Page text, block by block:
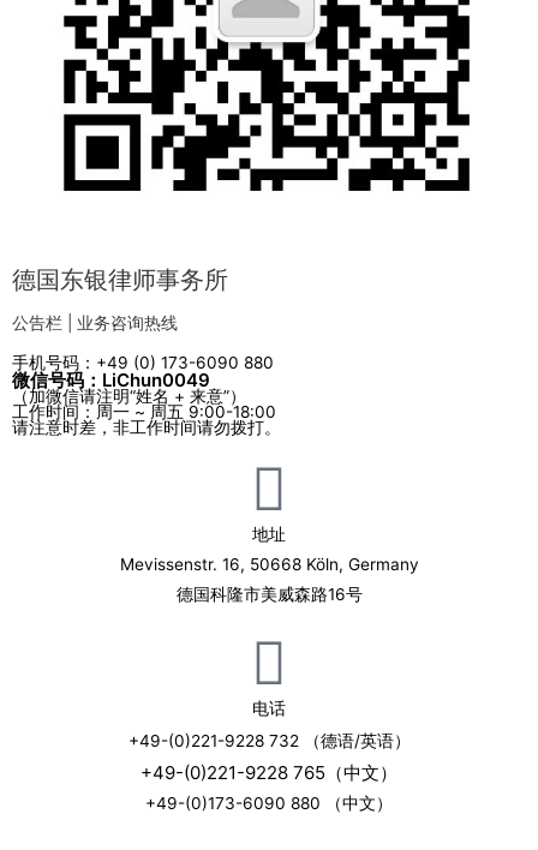
德国东银律师事务所
公告栏 | 业务咨询热线
手机号码：+49 (0) 173-6090 880
微信号码：LiChun0049
（加微信请注明“姓名 + 来意”）
工作时间：周一 ~ 周五 9:00-18:00
请注意时差，非工作时间请勿拨打。
地址
Mevissenstr. 16, 50668 Köln, Germany
德国科隆市美威森路16号
电话
+49-(0)221-9228 732 （德语/英语）
+49-(0)221-9228 765（中文）
+49-(0)173-6090 880 （中文）